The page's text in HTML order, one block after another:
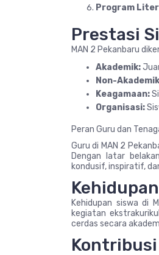
Program
Prestasi
MAN 2 Pekanbaru
Akademik:
Non-
Keagamaan:
Organisasi:
Peran Guru dan
Guru di MAN 2
Dengan latar
kondusif, inspiratif,
Kehidupan siswa di
kegiatan
cerdas secara